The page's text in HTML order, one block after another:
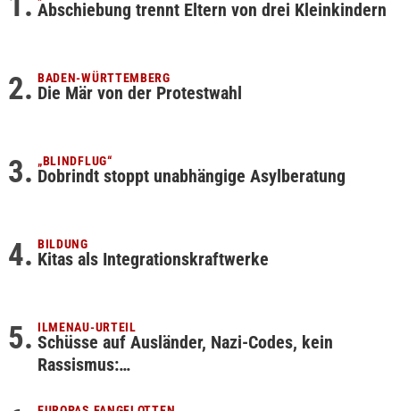
Abschiebung trennt Eltern von drei Kleinkindern
BADEN-WÜRTTEMBERG
Die Mär von der Protestwahl
„BLINDFLUG“
Dobrindt stoppt unabhängige Asylberatung
BILDUNG
Kitas als Integrationskraftwerke
ILMENAU-URTEIL
Schüsse auf Ausländer, Nazi-Codes, kein
Rassismus:…